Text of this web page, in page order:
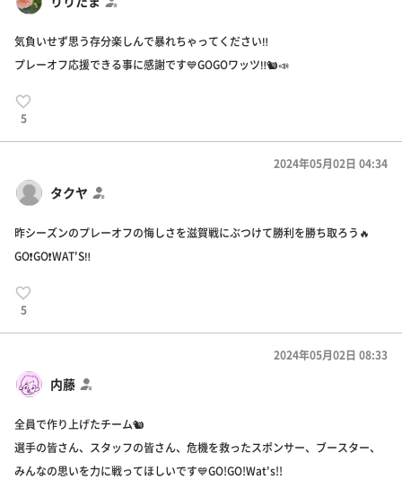
気負いせず思う存分楽しんで暴れちゃってください‼️
プレーオフ応援できる事に感謝です💙GOGOワッツ‼︎🐿️📣
5
タクヤ
2024年05月02日 04:34
昨シーズンのプレーオフの悔しさを滋賀戦にぶつけて勝利を勝ち取ろう🔥
GO❗️GO❗️WAT'S‼️
5
内藤
2024年05月02日 08:33
全員で作り上げたチーム🐿️
選手の皆さん、スタッフの皆さん、危機を救ったスポンサー、ブースター、
みんなの思いを力に戦ってほしいです💙GO!GO!Wat's!!